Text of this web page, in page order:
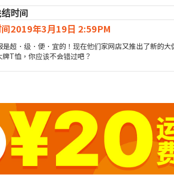
时间
2019年3月19日 2:59PM
超．级．便．宜的！现在他们家网店又推出了新的
T恤，你应该不会错过吧？